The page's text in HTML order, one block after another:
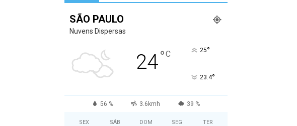
SÃO PAULO
Nuvens Dispersas
24°C 25°
23.4°
56 % 3.6kmh 39 %
SEX SÁB DOM SEG TER